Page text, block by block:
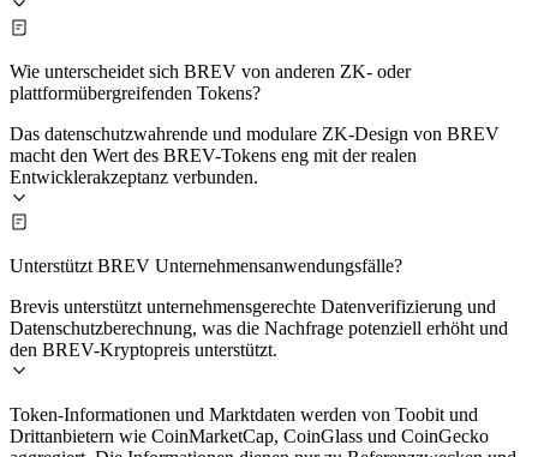
Wie unterscheidet sich BREV von anderen ZK- oder
plattformübergreifenden Tokens?
Das datenschutzwahrende und modulare ZK-Design von BREV
macht den Wert des BREV-Tokens eng mit der realen
Entwicklerakzeptanz verbunden.
Unterstützt BREV Unternehmensanwendungsfälle?
Brevis unterstützt unternehmensgerechte Datenverifizierung und
Datenschutzberechnung, was die Nachfrage potenziell erhöht und
den BREV-Kryptopreis unterstützt.
Token-Informationen und Marktdaten werden von Toobit und
Drittanbietern wie CoinMarketCap, CoinGlass und CoinGecko